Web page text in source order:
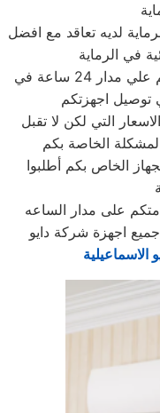
لديه تعاقد مع افضل
في الرماية
وفريق مخصص للرد علي كافة اسئلتكم علي مدار 24 ساعة في
توصيل اجهزتكم
التي لكن لا تقبل
الخاصة بكم
الخاص بكم أطلبوا
على مدار الساعه
اجهزة شركة دايو
الاسماعيلية